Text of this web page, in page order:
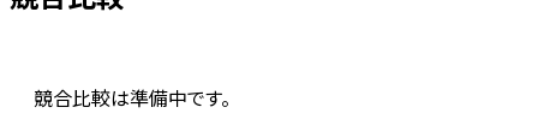
競合比較は準備中です。